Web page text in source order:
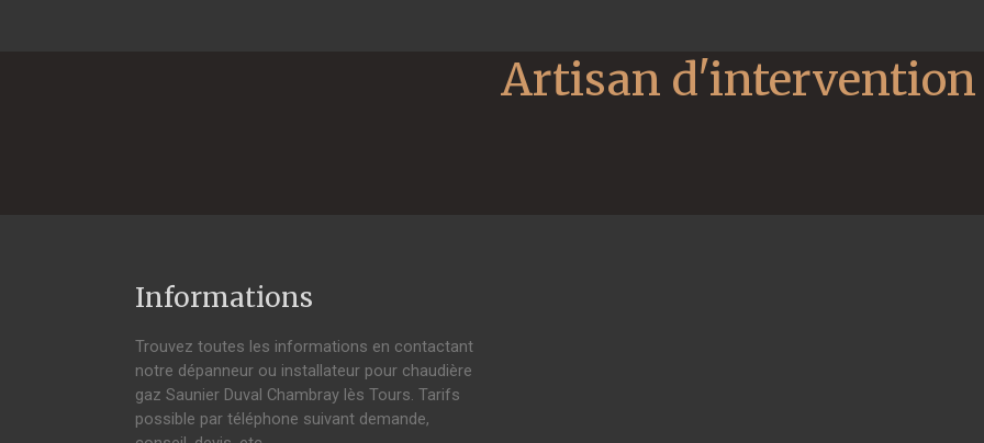
Informations
Trouvez toutes les informations en contactant
notre dépanneur ou installateur pour chaudière
gaz Saunier Duval Chambray lès Tours. Tarifs
possible par téléphone suivant demande,
Artisan d'intervention